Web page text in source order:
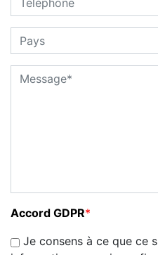
Accord GDPR*
Je consens à ce que ce